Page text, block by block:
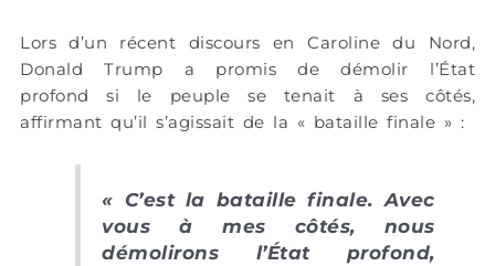
Lors d’un récent discours en Caroline du Nord,
Donald Trump a promis de démolir l’État
profond si le peuple se tenait à ses côtés,
affirmant qu’il s’agissait de la « bataille finale » :
« C’est la bataille finale. Avec
vous à mes côtés, nous
démolirons l’État profond,